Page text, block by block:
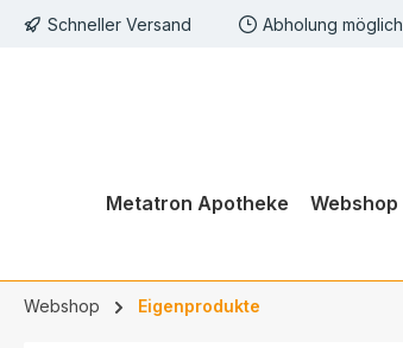
Zur Hauptnavigation springen
Schneller Versand Abholung möglich
Metatron Apotheke Webshop
Webshop Eigenprodukte